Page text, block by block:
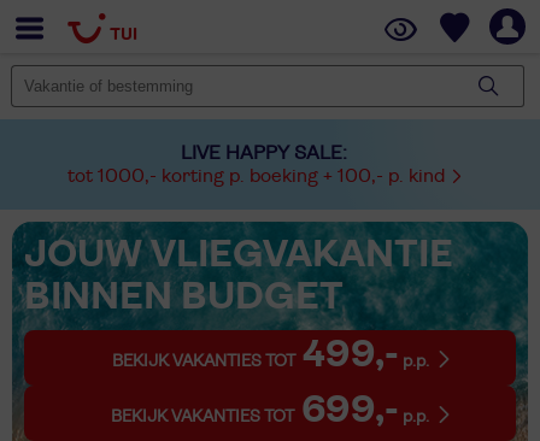
LIVE HAPPY SALE:
tot 1000,- korting p. boeking + 100,- p. kind
JOUW VLIEGVAKANTIE
BINNEN BUDGET
BEKIJK VAKANTIES TOT 499,- p.p.
BEKIJK VAKANTIES TOT 699,- p.p.